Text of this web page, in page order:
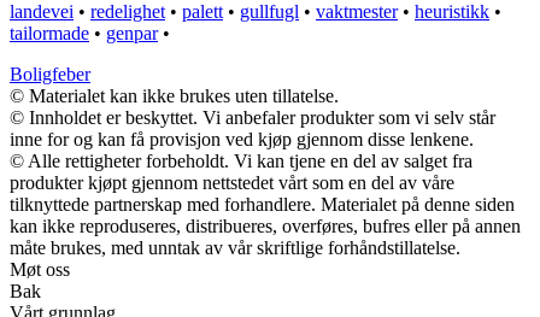
landevei • redelighet • palett • gullfugl • vaktmester• heuristikk •
tailormade • genpar•
Boligfeber
© Materialet kan ikke brukes uten tillatelse.
© Innholdet er beskyttet. Vi anbefaler produkter som vi selv står
inne for og kan få provisjon ved kjøp gjennom disse lenkene.
© Alle rettigheter forbeholdt. Vi kan tjene en del av salget fra
produkter kjøpt gjennom nettstedet vårt som en del av våre
tilknyttede partnerskap med forhandlere. Materialet på denne siden
kan ikke reproduseres, distribueres, overføres, bufres eller på annen
måte brukes, med unntak av vår skriftlige forhåndstillatelse.
Møt oss
Bak